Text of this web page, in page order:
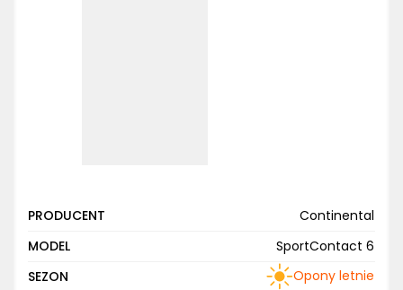
PRODUCENT
Continental
MODEL
SportContact 6
SEZON
Opony letnie